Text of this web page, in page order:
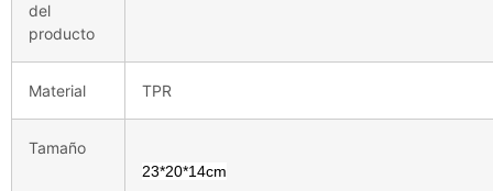
del
producto
Material TPR
Tamaño
23*20*14cm